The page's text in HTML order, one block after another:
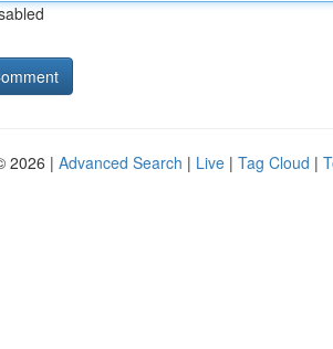
2026 | Advanced Search | Live | Tag Cloud |